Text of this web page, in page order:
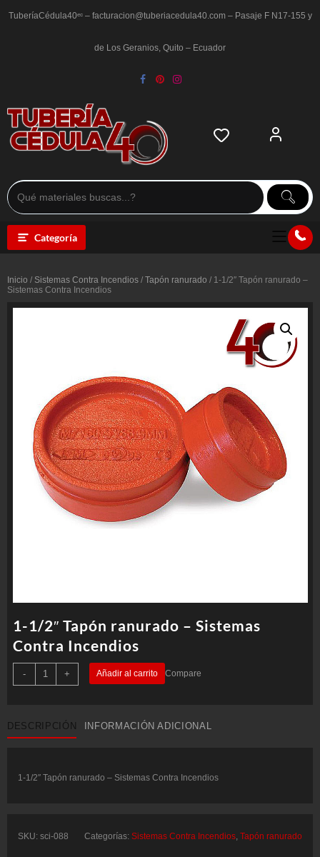
TuberíaCédula40ᵉᶜ – facturacion@tuberiacedula40.com – Pasaje F N17-155 y
de Los Geranios, Quito – Ecuador
Categoría
Inicio / Sistemas Contra Incendios / Tapón ranurado / 1-1/2″ Tapón ranurado –
Sistemas Contra Incendios
1-1/2″ Tapón ranurado – Sistemas
Contra Incendios
-
1/2"
Tapón
Contra
Incendios
+ Añadir al carrito Compare
DESCRIPCIÓN INFORMACIÓN ADICIONAL
1-1/2″ Tapón ranurado – Sistemas Contra Incendios
SKU: sci-088 Categorías: Sistemas Contra Incendios, Tapón ranurado